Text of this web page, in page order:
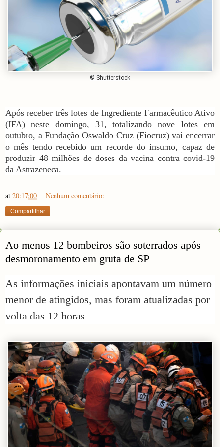
© Shutterstock
Após receber três lotes de Ingrediente Farmacêutico Ativo
(IFA) neste domingo, 31, totalizando nove lotes em
outubro, a Fundação Oswaldo Cruz (Fiocruz) vai encerrar
o mês tendo recebido um recorde do insumo, capaz de
produzir 48 milhões de doses da vacina contra covid-19
da Astrazeneca.
at 20:17:00 Nenhum comentário:
Compartilhar
Ao menos 12 bombeiros são soterrados após
desmoronamento em gruta de SP
As informações iniciais apontavam um número
menor de atingidos, mas foram atualizadas por
volta das 12 horas